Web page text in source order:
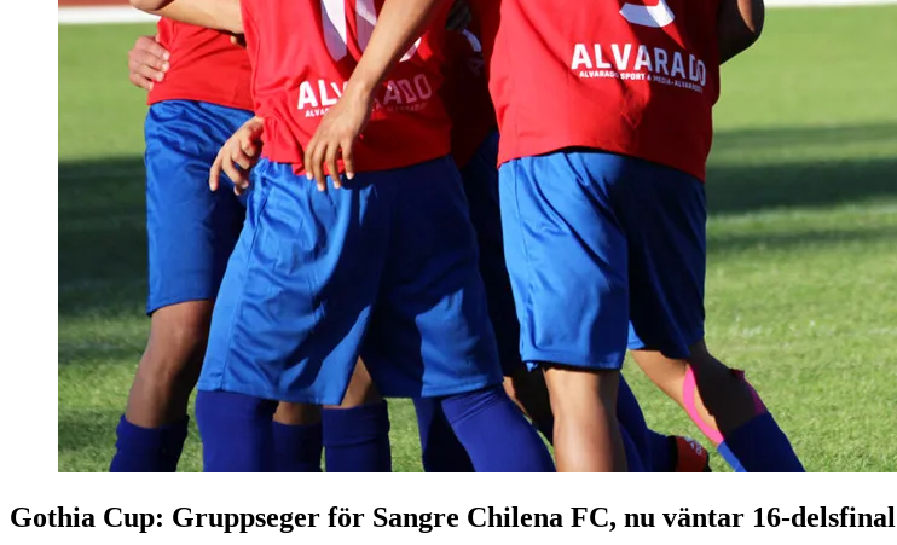
Gothia Cup: Gruppseger för Sangre Chilena FC, nu väntar 16-delsfinal